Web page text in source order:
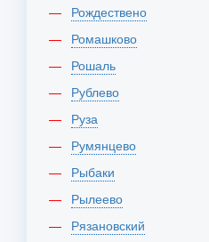
Рождествено
Ромашково
Рошаль
Рублево
Руза
Румянцево
Рыбаки
Рылеево
Рязановский